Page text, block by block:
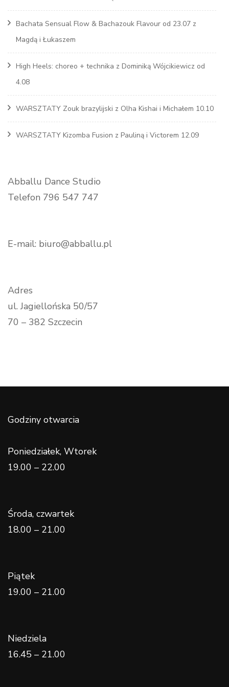
Bachata Sensual Flow & Bachazouk Flavour od 23.07 z
Magdą i Łukaszem
High Heels: choreo + technika z Dominiką Wójcikiewicz od
4.08
WARSZTATY Zouk brazylijski z Olha Kishai i Michałem 10.10
WARSZTATY Kizomba Fusion z Pauliną i Victorem 12.09
Abballu Dance Studio
Telefon 796 547 747
E-mail: biuro@abballu.pl
Adres
ul. Jagiellońska 50/57
70 – 382 Szczecin
Godziny otwarcia
Poniedziałek, Wtorek
19.00 – 22.00
Środa, czwartek
18.00 – 21.00
Piątek
19.00 – 21.00
Niedziela
16.45 – 21.00